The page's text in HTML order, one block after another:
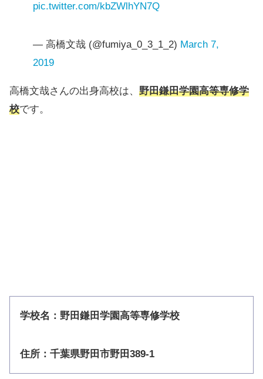
pic.twitter.com/kbZWlhYN7Q
— 高橋文哉 (@fumiya_0_3_1_2) March 7,
2019
高橋文哉さんの出身高校は、 野田鎌田学園高等専修学
校です。
学校名：野田鎌田学園高等専修学校
住所：千葉県野田市野田389-1